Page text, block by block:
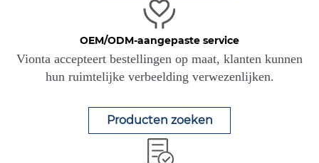
OEM/ODM-aangepaste service
Vionta accepteert bestellingen op maat, klanten kunnen
hun ruimtelijke verbeelding verwezenlijken.
Producten zoeken